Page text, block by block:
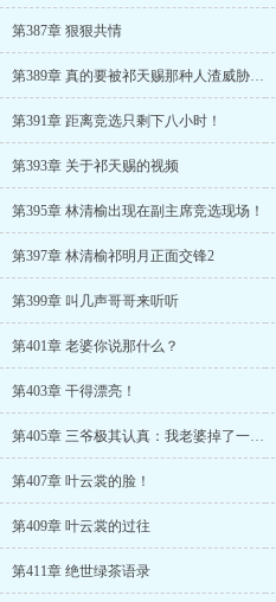
第387章 狠狠共情
第389章 真的要被祁天赐那种人渣威胁吗？
第391章 距离竞选只剩下八小时！
第393章 关于祁天赐的视频
第395章 林清榆出现在副主席竞选现场！
第397章 林清榆祁明月正面交锋2
第399章 叫几声哥哥来听听
第401章 老婆你说那什么？
第403章 干得漂亮！
第405章 三爷极其认真：我老婆掉了一根头发
第407章 叶云裳的脸！
第409章 叶云裳的过往
第411章 绝世绿茶语录